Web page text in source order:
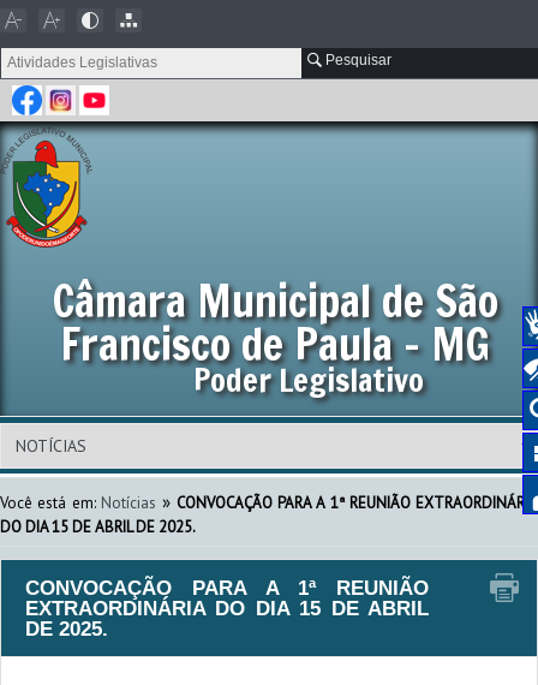
Pesquisar
Câmara Municipal de São
Francisco de Paula - MG
Poder Legislativo
Você está em: Notícias » CONVOCAÇÃO PARA A 1ª REUNIÃO EXTRAORDINÁRIA
DO DIA 15 DE ABRIL DE 2025.
CONVOCAÇÃO PARA A 1ª REUNIÃO
EXTRAORDINÁRIA DO DIA 15 DE ABRIL
DE 2025.